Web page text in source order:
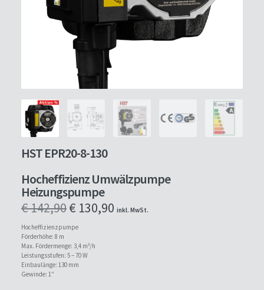
HST EPR20-8-130
Hocheffizienz Umwälzpumpe
Heizungspumpe
€142,90Ursprünglicher
Preis
war:
€ 142,90
€ 130,90Aktueller
inkl. MwSt.
Hocheffizienzpumpe
Förderhöhe: 8 m
Max. Fördermenge: 3,4 m³/h
Leistungsstufen: 5 – 70 W
Einbaulänge: 130 mm
Gewinde: 1″